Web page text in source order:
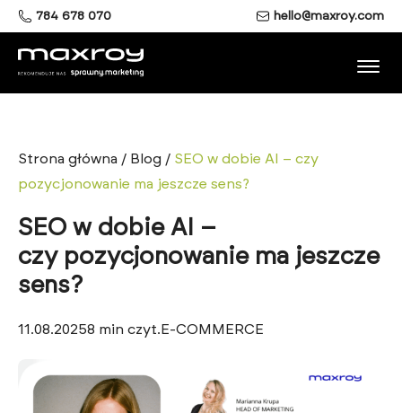
784 678 070 hello@maxroy.com
Strona główna / Blog / SEO w dobie AI – czy
pozycjonowanie ma jeszcze sens?
SEO w dobie AI –
czy pozycjonowanie ma jeszcze
sens?
11.08.20258 min czyt. E-COMMERCE